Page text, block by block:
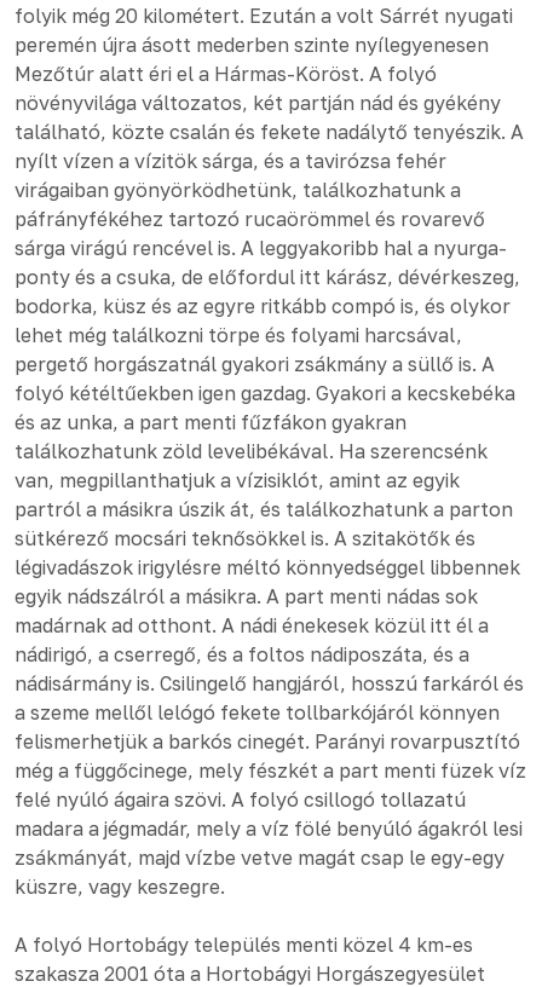
folyik még 20 kilométert. Ezután a volt Sárrét nyugati
peremén újra ásott mederben szinte nyílegyenesen
Mezőtúr alatt éri el a Hármas-Köröst. A folyó
növényvilága változatos, két partján nád és gyékény
található, közte csalán és fekete nadálytő tenyészik. A
nyílt vízen a vízitök sárga, és a tavirózsa fehér
virágaiban gyönyörködhetünk, találkozhatunk a
páfrányfékéhez tartozó rucaörömmel és rovarevő
sárga virágú rencével is. A leggyakoribb hal a nyurga-
ponty és a csuka, de előfordul itt kárász, dévérkeszeg,
bodorka, küsz és az egyre ritkább compó is, és olykor
lehet még találkozni törpe és folyami harcsával,
pergető horgászatnál gyakori zsákmány a süllő is. A
folyó kétéltűekben igen gazdag. Gyakori a kecskebéka
és az unka, a part menti fűzfákon gyakran
találkozhatunk zöld levelibékával. Ha szerencsénk
van, megpillanthatjuk a vízisiklót, amint az egyik
partról a másikra úszik át, és találkozhatunk a parton
sütkérező mocsári teknősökkel is. A szitakötők és
légivadászok irigylésre méltó könnyedséggel libbennek
egyik nádszálról a másikra. A part menti nádas sok
madárnak ad otthont. A nádi énekesek közül itt él a
nádirigó, a cserregő, és a foltos nádiposzáta, és a
nádisármány is. Csilingelő hangjáról, hosszú farkáról és
a szeme mellől lelógó fekete tollbarkójáról könnyen
felismerhetjük a barkós cinegét. Parányi rovarpusztító
még a függőcinege, mely fészkét a part menti füzek víz
felé nyúló ágaira szövi. A folyó csillogó tollazatú
madara a jégmadár, mely a víz fölé benyúló ágakról lesi
zsákmányát, majd vízbe vetve magát csap le egy-egy
küszre, vagy keszegre.
A folyó Hortobágy település menti közel 4 km-es
szakasza 2001 óta a Hortobágyi Horgászegyesület